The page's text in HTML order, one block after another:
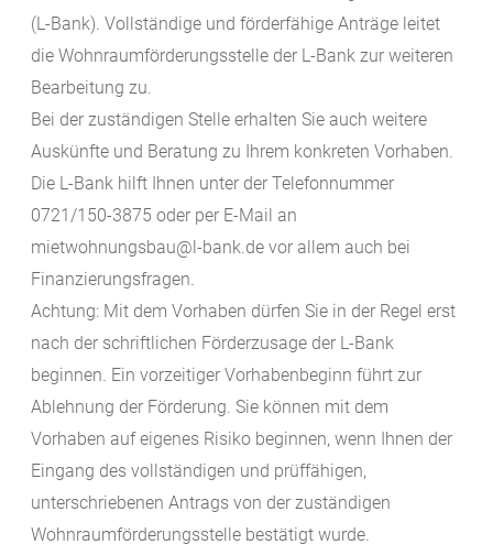
(L-Bank). Vollständige und förderfähige Anträge leitet
die Wohnraumförderungsstelle der L-Bank zur weiteren
Bearbeitung zu.
Bei der zuständigen Stelle erhalten Sie auch weitere
Auskünfte und Beratung zu Ihrem konkreten Vorhaben.
Die L-Bank hilft Ihnen unter der Telefonnummer
0721/150-3875 oder per E-Mail an
mietwohnungsbau@l-bank.de vor allem auch bei
Finanzierungsfragen.
Achtung: Mit dem Vorhaben dürfen Sie in der Regel erst
nach der schriftlichen Förderzusage der L-Bank
beginnen. Ein vorzeitiger Vorhabenbeginn führt zur
Ablehnung der Förderung. Sie können mit dem
Vorhaben auf eigenes Risiko beginnen, wenn Ihnen der
Eingang des vollständigen und prüffähigen,
unterschriebenen Antrags von der zuständigen
Wohnraumförderungsstelle bestätigt wurde.